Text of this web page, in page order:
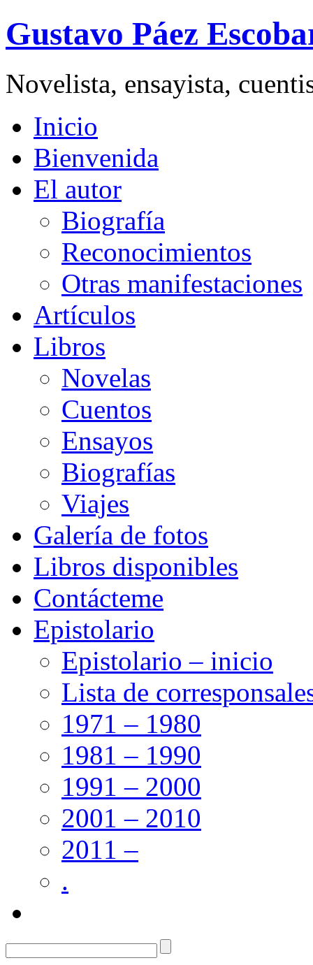
Gustavo Páez
Novelista, ensayista,
Inicio
Bienvenida
El autor
Biografía
Reconocimientos
Otras manifestaciones
Artículos
Libros
Novelas
Cuentos
Ensayos
Biografías
Viajes
Galería de fotos
Libros disponibles
Contácteme
Epistolario
Epistolario – inicio
Lista de
1971 – 1980
1981 – 1990
1991 – 2000
2001 – 2010
2011 –
.